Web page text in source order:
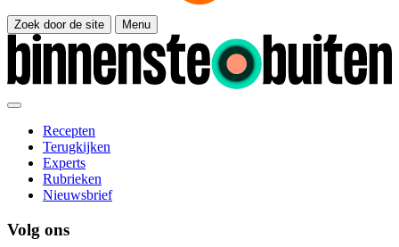
Zoek door de site Menu
Recepten
Terugkijken
Experts
Rubrieken
Nieuwsbrief
Volg ons